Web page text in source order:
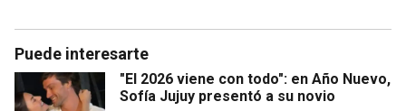
Puede interesarte
"El 2026 viene con todo": en Año Nuevo,
Sofía Jujuy presentó a su novio